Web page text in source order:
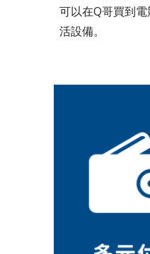
可以在Q哥買到
活設備。